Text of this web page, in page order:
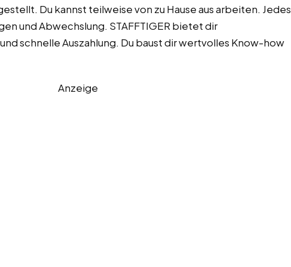
Du kannst teilweise von zu Hause aus arbeiten. Jedes
und Abwechslung. STAFFTIGER bietet dir
schnelle Auszahlung. Du baust dir wertvolles Know-how
Anzeige